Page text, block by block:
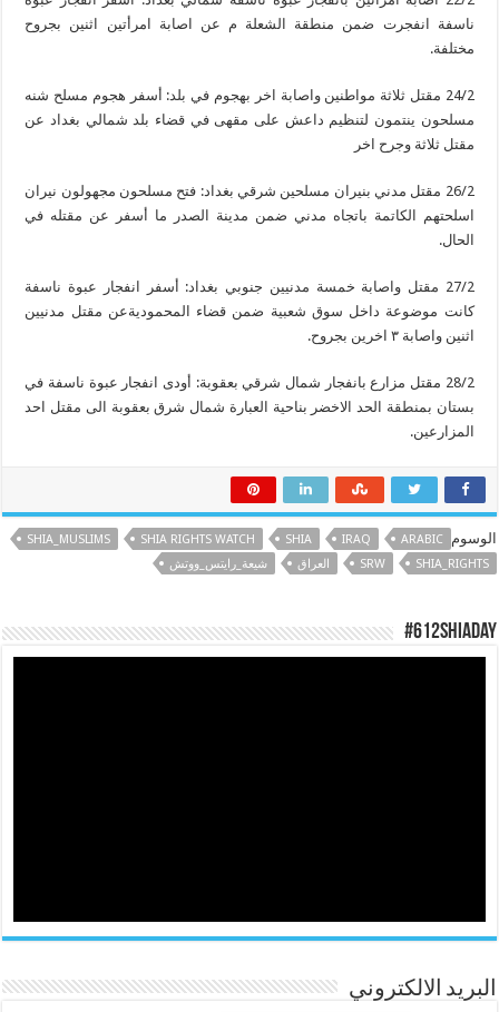
ناسفة انفجرت ضمن منطقة الشعلة م عن اصابة امرأتين اثنين بجروح
مختلفة.
24/2 مقتل ثلاثة مواطنين واصابة اخر بهجوم في بلد: أسفر هجوم مسلح شنه
مسلحون ينتمون لتنظيم داعش على مقهى في قضاء بلد شمالي بغداد عن
مقتل ثلاثة وجرح اخر
26/2 مقتل مدني بنيران مسلحين شرقي بغداد: فتح مسلحون مجهولون نيران
اسلحتهم الكاتمة باتجاه مدني ضمن مدينة الصدر ما أسفر عن مقتله في
الحال.
27/2 مقتل واصابة خمسة مدنيين جنوبي بغداد: أسفر انفجار عبوة ناسفة
كانت موضوعة داخل سوق شعبية ضمن قضاء المحموديةعن مقتل مدنيين
اثنين واصابة ٣ اخرين بجروح.
28/2 مقتل مزارع بانفجار شمال شرقي بعقوبة: أودى انفجار عبوة ناسفة في
بستان بمنطقة الحد الاخضر بناحية العبارة شمال شرق بعقوبة الى مقتل احد
المزارعين.
الوسوم ARABIC
IRAQ
SHIA
SHIA RIGHTS WATCH
SHIA_MUSLIMS
SHIA_RIGHTS
SRW العراق شيعة_رايتس_ووتش
#612ShiaDay
البريد الالكتروني